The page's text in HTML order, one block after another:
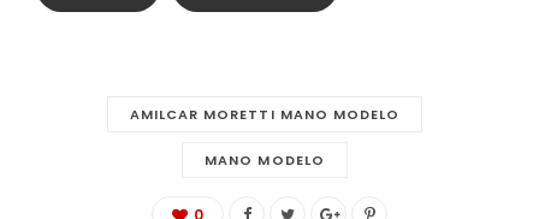
AMILCAR MORETTI MANO MODELO
MANO MODELO
0